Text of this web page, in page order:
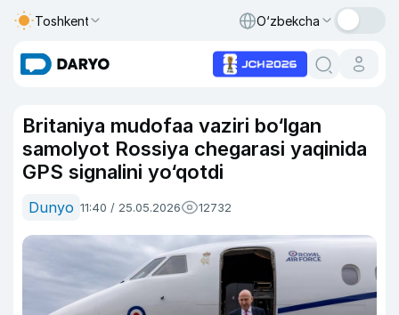
Toshkent O‘zbekcha
Britaniya mudofaa vaziri bo‘lgan
samolyot Rossiya chegarasi yaqinida
GPS signalini yo‘qotdi
Dunyo 11:40 / 25.05.2026 12732